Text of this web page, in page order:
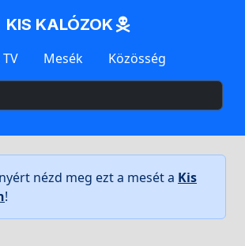
KIS KALÓZOK
TV Mesék Közösség
nézd meg ezt a mesét a Kis
!